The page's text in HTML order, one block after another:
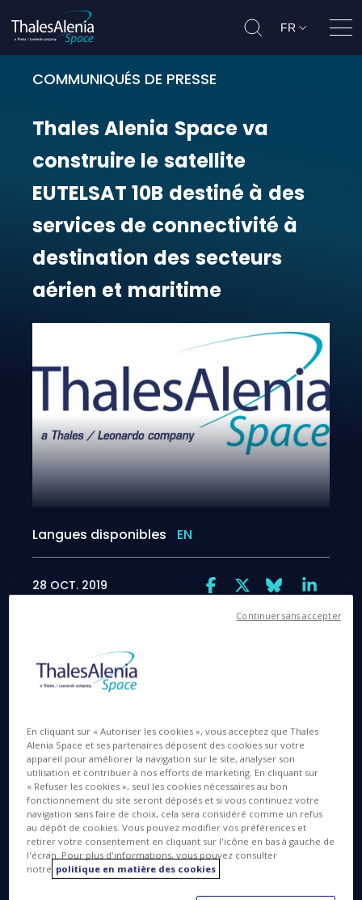
FR
COMMUNIQUÉS DE PRESSE
Thales Alenia Space va
ThalesAlenia Spaceva
construire le satellite
EUTELSAT 10B destiné à des
services de connectivité à
destination des secteurs
aérien et maritime
Langues disponibles EN
28 OCT. 2019
Space, société conjointe entre Thales (67%) et
Leonardo (33%), a signé une lettre d’agrément avec
Eutelsat Communications (Euronext Pars: ETL) pour
la fourniture d'un nouveau satellite tout électrique,
EUTELSAT 10B.
En cliquant sur « Autoriser les cookies », vous acceptez que Thales
Alenia Space et ses partenaires déposent des cookies sur votre
appareil pour améliorer la navigation sur le site, analyser son
utilisation et contribuer à nos efforts de marketing. En cliquant sur
« Refuser les cookies », seul les cookies nécessaires au bon
fonctionnement du site seront déposés et si vous continuez votre
navigation sans faire de choix, cela sera considéré comme un refus
au dépôt de cookies. Vous pouvez modifier vos préférences et
retirer votre consentement en cliquant sur l'icône en bas à gauche de
l'écran. Pour plus d'informations, vous pouvez consulter
notre politique en matière des cookies
Continuer sans accepter